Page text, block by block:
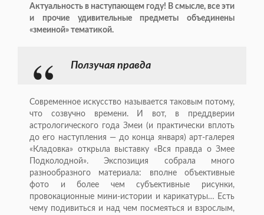
Актуальность в наступающем году! В смысле, все эти
и прочие удивительные предметы объединены
«змеиной» тематикой.
Ползучая правда
Современное искусство называется таковым потому,
что созвучно времени. И вот, в преддверии
астрологического года Змеи (и практически вплоть
до его наступления — до конца января) арт-галерея
«Кладовка» открыла выставку «Вся правда о Змее
Подколодной». Экспозиция собрала много
разнообразного материала: вполне объективные
фото и более чем субъективные рисунки,
провокационные мини-истории и карикатуры… Есть
чему подивиться и над чем посмеяться и взрослым,